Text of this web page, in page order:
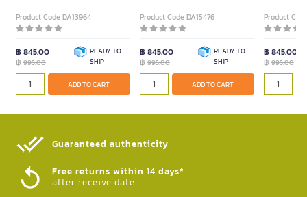
Product Code DA13964
฿ 845.00
฿ 995.00
READY TO
SHIP
ADD TO CART
Product Code DA15476
฿ 845.00
฿ 995.00
READY TO
SHIP
ADD TO CART
Product
฿ 845.00
฿995.00
Guaranteed authenticity​
Free returns within 14 days*
after receive date